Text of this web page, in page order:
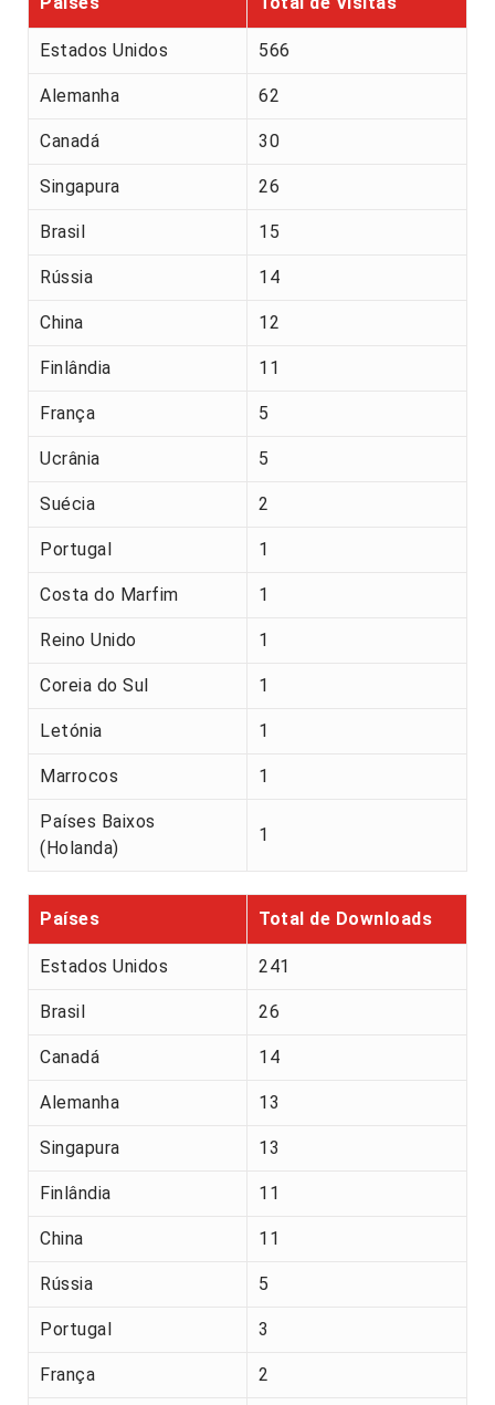
Estados Unidos 566
Alemanha 62
Canadá 30
Singapura 26
Brasil 15
Rússia 14
China 12
Finlândia 11
França 5
Ucrânia 5
Suécia 2
Portugal 1
Costa do Marfim 1
Reino Unido 1
Coreia do Sul 1
Letónia 1
Marrocos 1
Países Baixos
(Holanda)
1
Países Total de Downloads
Estados Unidos 241
Brasil 26
Canadá 14
Alemanha 13
Singapura 13
Finlândia 11
China 11
Rússia 5
Portugal 3
França 2